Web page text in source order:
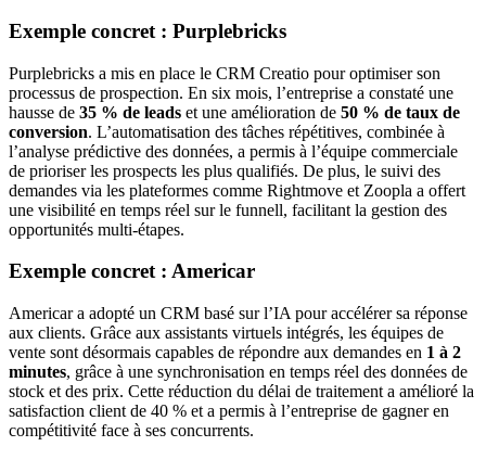
Exemple concret : Purplebricks
Purplebricks a mis en place le CRM Creatio pour optimiser son
processus de prospection. En six mois, l’entreprise a constaté une
hausse de 35 % de leads et une amélioration de 50 % de taux de
conversion. L’automatisation des tâches répétitives, combinée à
l’analyse prédictive des données, a permis à l’équipe commerciale
de prioriser les prospects les plus qualifiés. De plus, le suivi des
demandes via les plateformes comme Rightmove et Zoopla a offert
une visibilité en temps réel sur le funnell, facilitant la gestion des
opportunités multi-étapes.
Exemple concret : Americar
Americar a adopté un CRM basé sur l’IA pour accélérer sa réponse
aux clients. Grâce aux assistants virtuels intégrés, les équipes de
vente sont désormais capables de répondre aux demandes en 1 à 2
minutes, grâce à une synchronisation en temps réel des données de
stock et des prix. Cette réduction du délai de traitement a amélioré la
satisfaction client de 40 % et a permis à l’entreprise de gagner en
compétitivité face à ses concurrents.